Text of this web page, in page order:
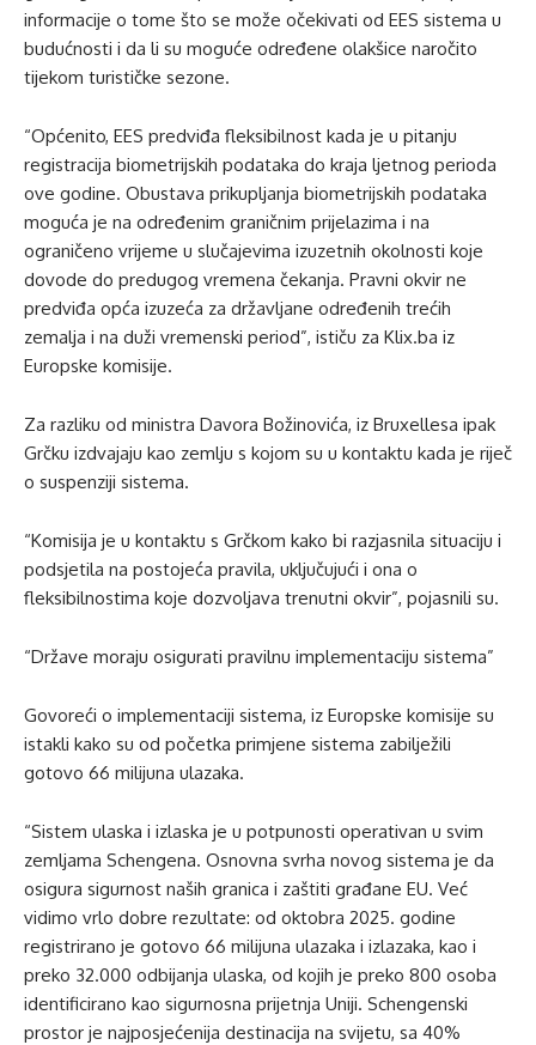
informacije o tome što se može očekivati od EES sistema u
budućnosti i da li su moguće određene olakšice naročito
tijekom turističke sezone.
“Općenito, EES predviđa fleksibilnost kada je u pitanju
registracija biometrijskih podataka do kraja ljetnog perioda
ove godine. Obustava prikupljanja biometrijskih podataka
moguća je na određenim graničnim prijelazima i na
ograničeno vrijeme u slučajevima izuzetnih okolnosti koje
dovode do predugog vremena čekanja. Pravni okvir ne
predviđa opća izuzeća za državljane određenih trećih
zemalja i na duži vremenski period”, ističu za Klix.ba iz
Europske komisije.
Za razliku od ministra Davora Božinovića, iz Bruxellesa ipak
Grčku izdvajaju kao zemlju s kojom su u kontaktu kada je riječ
o suspenziji sistema.
“Komisija je u kontaktu s Grčkom kako bi razjasnila situaciju i
podsjetila na postojeća pravila, uključujući i ona o
fleksibilnostima koje dozvoljava trenutni okvir”, pojasnili su.
“Države moraju osigurati pravilnu implementaciju sistema”
Govoreći o implementaciji sistema, iz Europske komisije su
istakli kako su od početka primjene sistema zabilježili
gotovo 66 milijuna ulazaka.
“Sistem ulaska i izlaska je u potpunosti operativan u svim
zemljama Schengena. Osnovna svrha novog sistema je da
osigura sigurnost naših granica i zaštiti građane EU. Već
vidimo vrlo dobre rezultate: od oktobra 2025. godine
registrirano je gotovo 66 milijuna ulazaka i izlazaka, kao i
preko 32.000 odbijanja ulaska, od kojih je preko 800 osoba
identificirano kao sigurnosna prijetnja Uniji. Schengenski
prostor je najposjećenija destinacija na svijetu, sa 40%